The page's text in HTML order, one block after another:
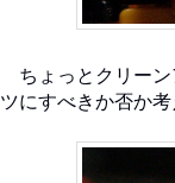
ちょっとクリーン
ツにすべきか否か考